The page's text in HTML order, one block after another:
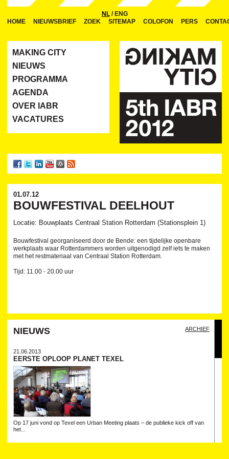
NL/ ENG
HOME
NIEUWSBRIEF ZOEK SITEMAP COLOFON PERS
MAKING CITY
NIEUWS
PROGRAMMA
AGENDA
OVER IABR
VACATURES
01.07.12
BOUWFESTIVAL DEELHOUT
Locatie: Bouwplaats Centraal Station Rotterdam (Stationsplein 1)
Bouwfestival georganiseerd door de Bende: een tijdelijke openbare
werkplaats waar Rotterdammers worden uitgenodigd zelf iets te maken
met het restmateriaal van Centraal Station Rotterdam.
Tijd: 11.00 - 20.00 uur
NIEUWS ARCHIEF
21.06.2013
EERSTE OPLOOP PLANET TEXEL
Op 17 juni vond op Texel een Urban Meeting plaats – de publieke kick off van
het...